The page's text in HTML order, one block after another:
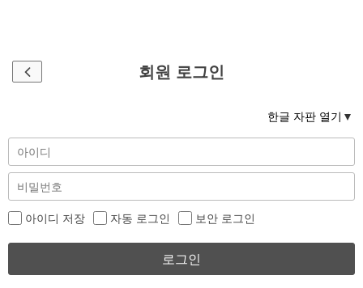
회원 로그인
한글 자판 열기
아이디 저장 자동 로그인 보안 로그인
로그인